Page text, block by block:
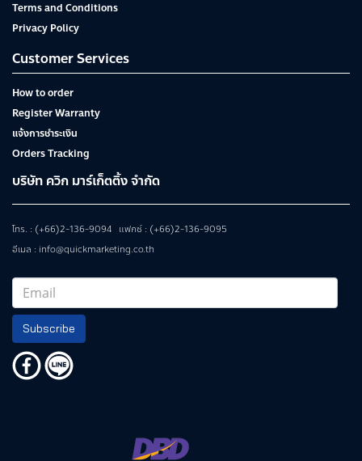
Terms and Conditions
Privacy Policy
Customer Services
How to order
Register Warranty
แจ้งการชำระเงิน
Orders Tracking
บริษัท ควิก มาร์เก็ตติ้ง จำกัด
โทร. : (+66)2-136-9094 แฟกซ์ : (+66)2-136-9095
อีเมล : info@quickmarketing.co.th
Subscribe